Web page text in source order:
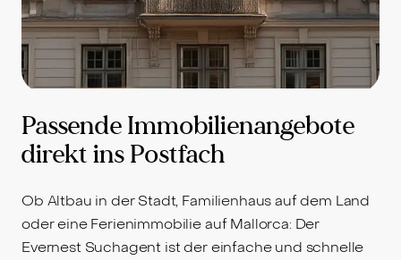
Passende Immobilienangebote
direkt ins Postfach
Ob Altbau in der Stadt, Familienhaus auf dem Land
oder eine Ferienimmobilie auf Mallorca: Der
Evernest Suchagent ist der einfache und schnelle